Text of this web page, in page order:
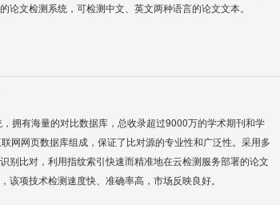
论文检测系统，可检测中文、英文两种语言的论文文本。
拥有海量的对比数据库，总收录超过9000万的学术期刊和学
网网页数据库组成，保证了比对源的专业性和广泛性。采用多
别比对，利用指纹索引快速而精准地在云检测服务部署的论文
该项技术检测速度快、准确率高，市场反映良好。